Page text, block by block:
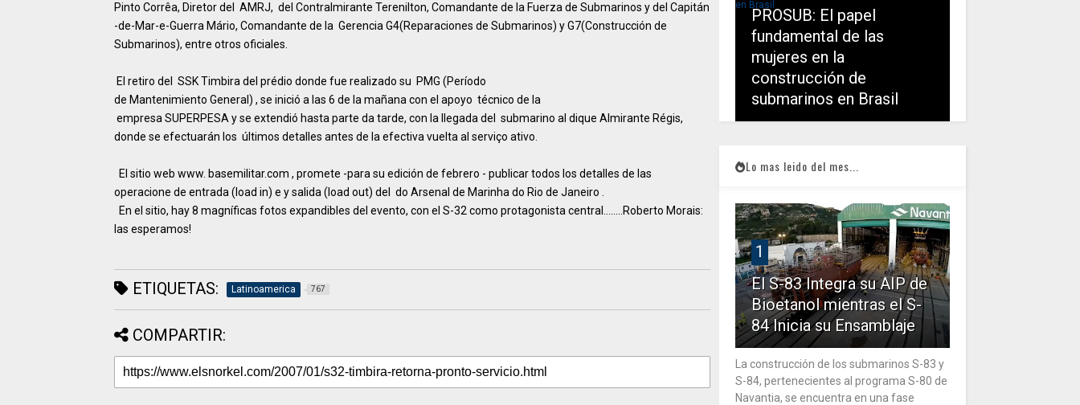
Pinto Corrêa, Diretor del AMRJ, del Contralmirante Terenilton, Comandante de la Fuerza de Submarinos y del Capitán
-de-Mar-e-Guerra Mário, Comandante de la Gerencia G4(Reparaciones de Submarinos) y G7(Construcción de
Submarinos), entre otros oficiales.
El retiro del SSK Timbira del prédio donde fue realizado su PMG (Período
de Mantenimiento General) , se inició a las 6 de la mañana con el apoyo técnico de la
empresa SUPERPESA y se extendió hasta parte da tarde, con la llegada del submarino al dique Almirante Régis,
donde se efectuarán los últimos detalles antes de la efectiva vuelta al serviço ativo.
El sitio web www. basemilitar.com , promete -para su edición de febrero - publicar todos los detalles de las
operacione de entrada (load in) e y salida (load out) del do Arsenal de Marinha do Rio de Janeiro .
En el sitio, hay 8 magníficas fotos expandibles del evento, con el S-32 como protagonista central........Roberto Morais:
las esperamos!
ETIQUETAS: Latinoamerica 767
COMPARTIR:
PROSUB: El papel
fundamental de las
mujeres en la
construcción de
submarinos en Brasil
Lo mas leido del mes...
1
El S-83 Integra su AIP de
Bioetanol mientras el S-
84 Inicia su Ensamblaje
La construcción de los submarinos S-83 y
S-84, pertenecientes al programa S-80 de
Navantia, se encuentra en una fase